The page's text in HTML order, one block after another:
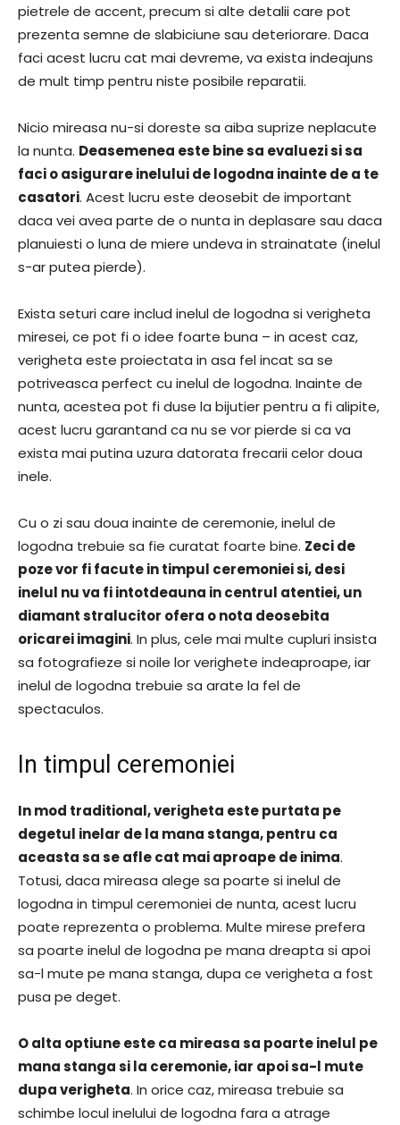
pietrele de accent, precum si alte detalii care pot
prezenta semne de slabiciune sau deteriorare. Daca
faci acest lucru cat mai devreme, va exista indeajuns
de mult timp pentru niste posibile reparatii.
Nicio mireasa nu-si doreste sa aiba suprize neplacute
la nunta. Deasemenea este bine sa evaluezi si sa
faci o asigurare inelului de logodna inainte de a te
casatori. Acest lucru este deosebit de important
daca vei avea parte de o nunta in deplasare sau daca
planuiesti o luna de miere undeva in strainatate (inelul
s-ar putea pierde).
Exista seturi care includ inelul de logodna si verigheta
miresei, ce pot fi o idee foarte buna – in acest caz,
verigheta este proiectata in asa fel incat sa se
potriveasca perfect cu inelul de logodna. Inainte de
nunta, acestea pot fi duse la bijutier pentru a fi alipite,
acest lucru garantand ca nu se vor pierde si ca va
exista mai putina uzura datorata frecarii celor doua
inele.
Cu o zi sau doua inainte de ceremonie, inelul de
logodna trebuie sa fie curatat foarte bine. Zeci de
poze vor fi facute in timpul ceremoniei si, desi
inelul nu va fi intotdeauna in centrul atentiei, un
diamant stralucitor ofera o nota deosebita
oricarei imagini. In plus, cele mai multe cupluri insista
sa fotografieze si noile lor verighete indeaproape, iar
inelul de logodna trebuie sa arate la fel de
spectaculos.
In timpul ceremoniei
In mod traditional, verigheta este purtata pe
degetul inelar de la mana stanga, pentru ca
aceasta sa se afle cat mai aproape de inima.
Totusi, daca mireasa alege sa poarte si inelul de
logodna in timpul ceremoniei de nunta, acest lucru
poate reprezenta o problema. Multe mirese prefera
sa poarte inelul de logodna pe mana dreapta si apoi
sa-l mute pe mana stanga, dupa ce verigheta a fost
pusa pe deget.
O alta optiune este ca mireasa sa poarte inelul pe
mana stanga si la ceremonie, iar apoi sa-l mute
dupa verigheta. In orice caz, mireasa trebuie sa
schimbe locul inelului de logodna fara a atrage